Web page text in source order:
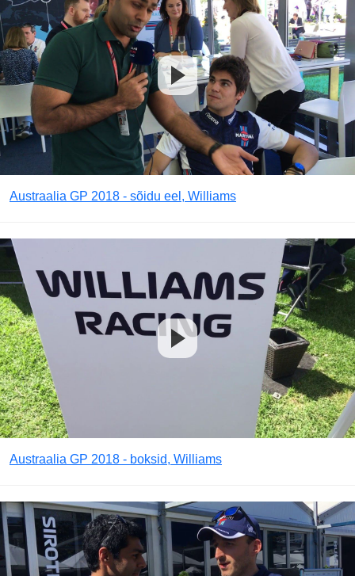
Austraalia GP 2018 - sõidu eel, Williams
Austraalia GP 2018 - boksid, Williams